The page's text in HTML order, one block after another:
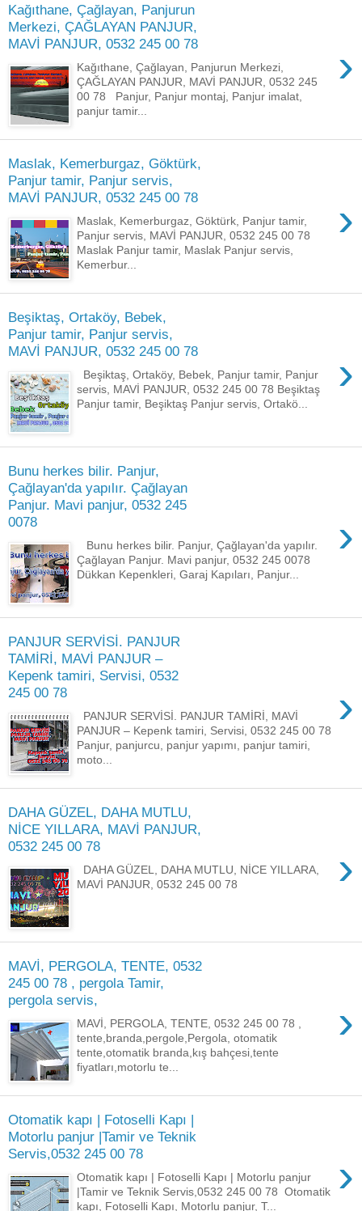
Kağıthane, Çağlayan, Panjurun
Merkezi, ÇAĞLAYAN PANJUR,
MAVİ PANJUR, 0532 245 00 78
›
Kağıthane, Çağlayan, Panjurun Merkezi,
ÇAĞLAYAN PANJUR, MAVİ PANJUR, 0532 245
00 78 Panjur, Panjur montaj, Panjur imalat,
panjur tamir...
Maslak, Kemerburgaz, Göktürk,
Panjur tamir, Panjur servis,
MAVİ PANJUR, 0532 245 00 78
›
Maslak, Kemerburgaz, Göktürk, Panjur tamir,
Panjur servis, MAVİ PANJUR, 0532 245 00 78
Maslak Panjur tamir, Maslak Panjur servis,
Kemerbur...
Beşiktaş, Ortaköy, Bebek,
Panjur tamir, Panjur servis,
MAVİ PANJUR, 0532 245 00 78
›
Beşiktaş, Ortaköy, Bebek, Panjur tamir, Panjur
servis, MAVİ PANJUR, 0532 245 00 78 Beşiktaş
Panjur tamir, Beşiktaş Panjur servis, Ortakö...
Bunu herkes bilir. Panjur,
Çağlayan'da yapılır. Çağlayan
Panjur. Mavi panjur, 0532 245
0078
›
Bunu herkes bilir. Panjur, Çağlayan'da yapılır.
Çağlayan Panjur. Mavi panjur, 0532 245 0078
Dükkan Kepenkleri, Garaj Kapıları, Panjur...
PANJUR SERVİSİ. PANJUR
TAMİRİ, MAVİ PANJUR –
Kepenk tamiri, Servisi, 0532
245 00 78
›
PANJUR SERVİSİ. PANJUR TAMİRİ, MAVİ
PANJUR – Kepenk tamiri, Servisi, 0532 245 00 78
Panjur, panjurcu, panjur yapımı, panjur tamiri,
moto...
DAHA GÜZEL, DAHA MUTLU,
NİCE YILLARA, MAVİ PANJUR,
0532 245 00 78
›
DAHA GÜZEL, DAHA MUTLU, NİCE YILLARA,
MAVİ PANJUR, 0532 245 00 78
MAVİ, PERGOLA, TENTE, 0532
245 00 78 , pergola Tamir,
pergola servis,
›
MAVİ, PERGOLA, TENTE, 0532 245 00 78 ,
tente,branda,pergole,Pergola, otomatik
tente,otomatik branda,kış bahçesi,tente
fiyatları,motorlu te...
Otomatik kapı | Fotoselli Kapı |
Motorlu panjur |Tamir ve Teknik
Servis,0532 245 00 78
›
Otomatik kapı | Fotoselli Kapı | Motorlu panjur
|Tamir ve Teknik Servis,0532 245 00 78 Otomatik
kapı, Fotoselli Kapı, Motorlu panjur, T...